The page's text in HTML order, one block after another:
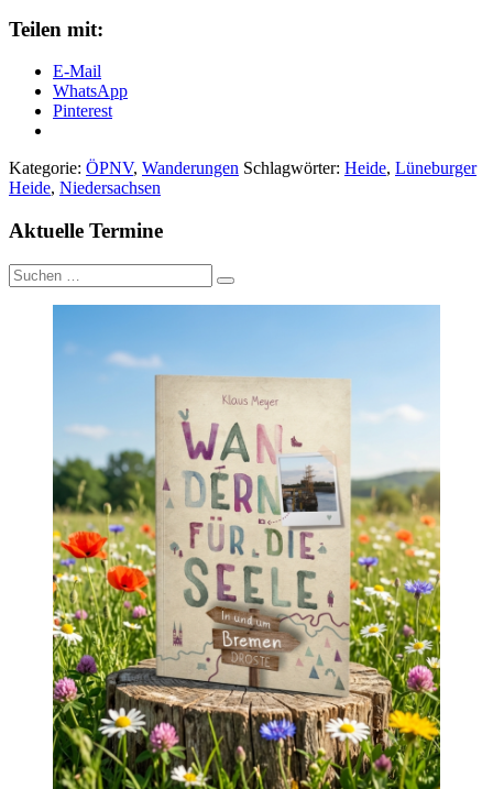
Teilen mit:
E-Mail
WhatsApp
Pinterest
Kategorie: ÖPNV, Wanderungen Schlagwörter: Heide, Lüneburger
Heide, Niedersachsen
Aktuelle Termine
Suche
nach: